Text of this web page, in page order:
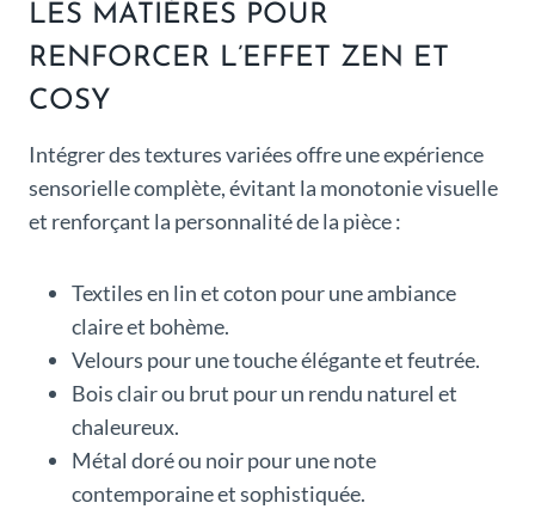
LES MATIÈRES POUR
RENFORCER L’EFFET ZEN ET
COSY
Intégrer des textures variées offre une expérience
sensorielle complète, évitant la monotonie visuelle
et renforçant la personnalité de la pièce :
Textiles en lin et coton pour une ambiance
claire et bohème.
Velours pour une touche élégante et feutrée.
Bois clair ou brut pour un rendu naturel et
chaleureux.
Métal doré ou noir pour une note
contemporaine et sophistiquée.